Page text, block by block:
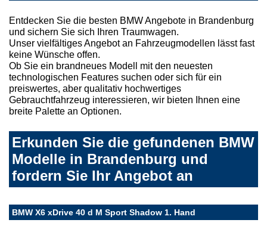
Entdecken Sie die besten BMW Angebote in Brandenburg
und sichern Sie sich Ihren Traumwagen.
Unser vielfältiges Angebot an Fahrzeugmodellen lässt fast
keine Wünsche offen.
Ob Sie ein brandneues Modell mit den neuesten
technologischen Features suchen oder sich für ein
preiswertes, aber qualitativ hochwertiges
Gebrauchtfahrzeug interessieren, wir bieten Ihnen eine
breite Palette an Optionen.
Erkunden Sie die gefundenen BMW
Modelle in Brandenburg und
fordern Sie Ihr Angebot an
BMW X6 xDrive 40 d M Sport Shadow 1. Hand